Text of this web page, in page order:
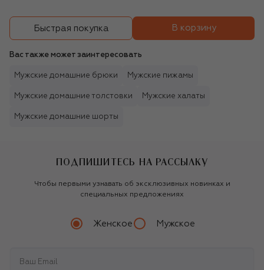
Быстрая покупка В корзину
Вас также может заинтересовать
Мужские домашние брюки Мужские пижамы
Мужские домашние толстовки Мужские халаты
Мужские домашние шорты
ПОДПИШИТЕСЬ НА РАССЫЛКУ
Чтобы первыми узнавать об эксклюзивных новинках и
специальных предложениях
Женское Мужское